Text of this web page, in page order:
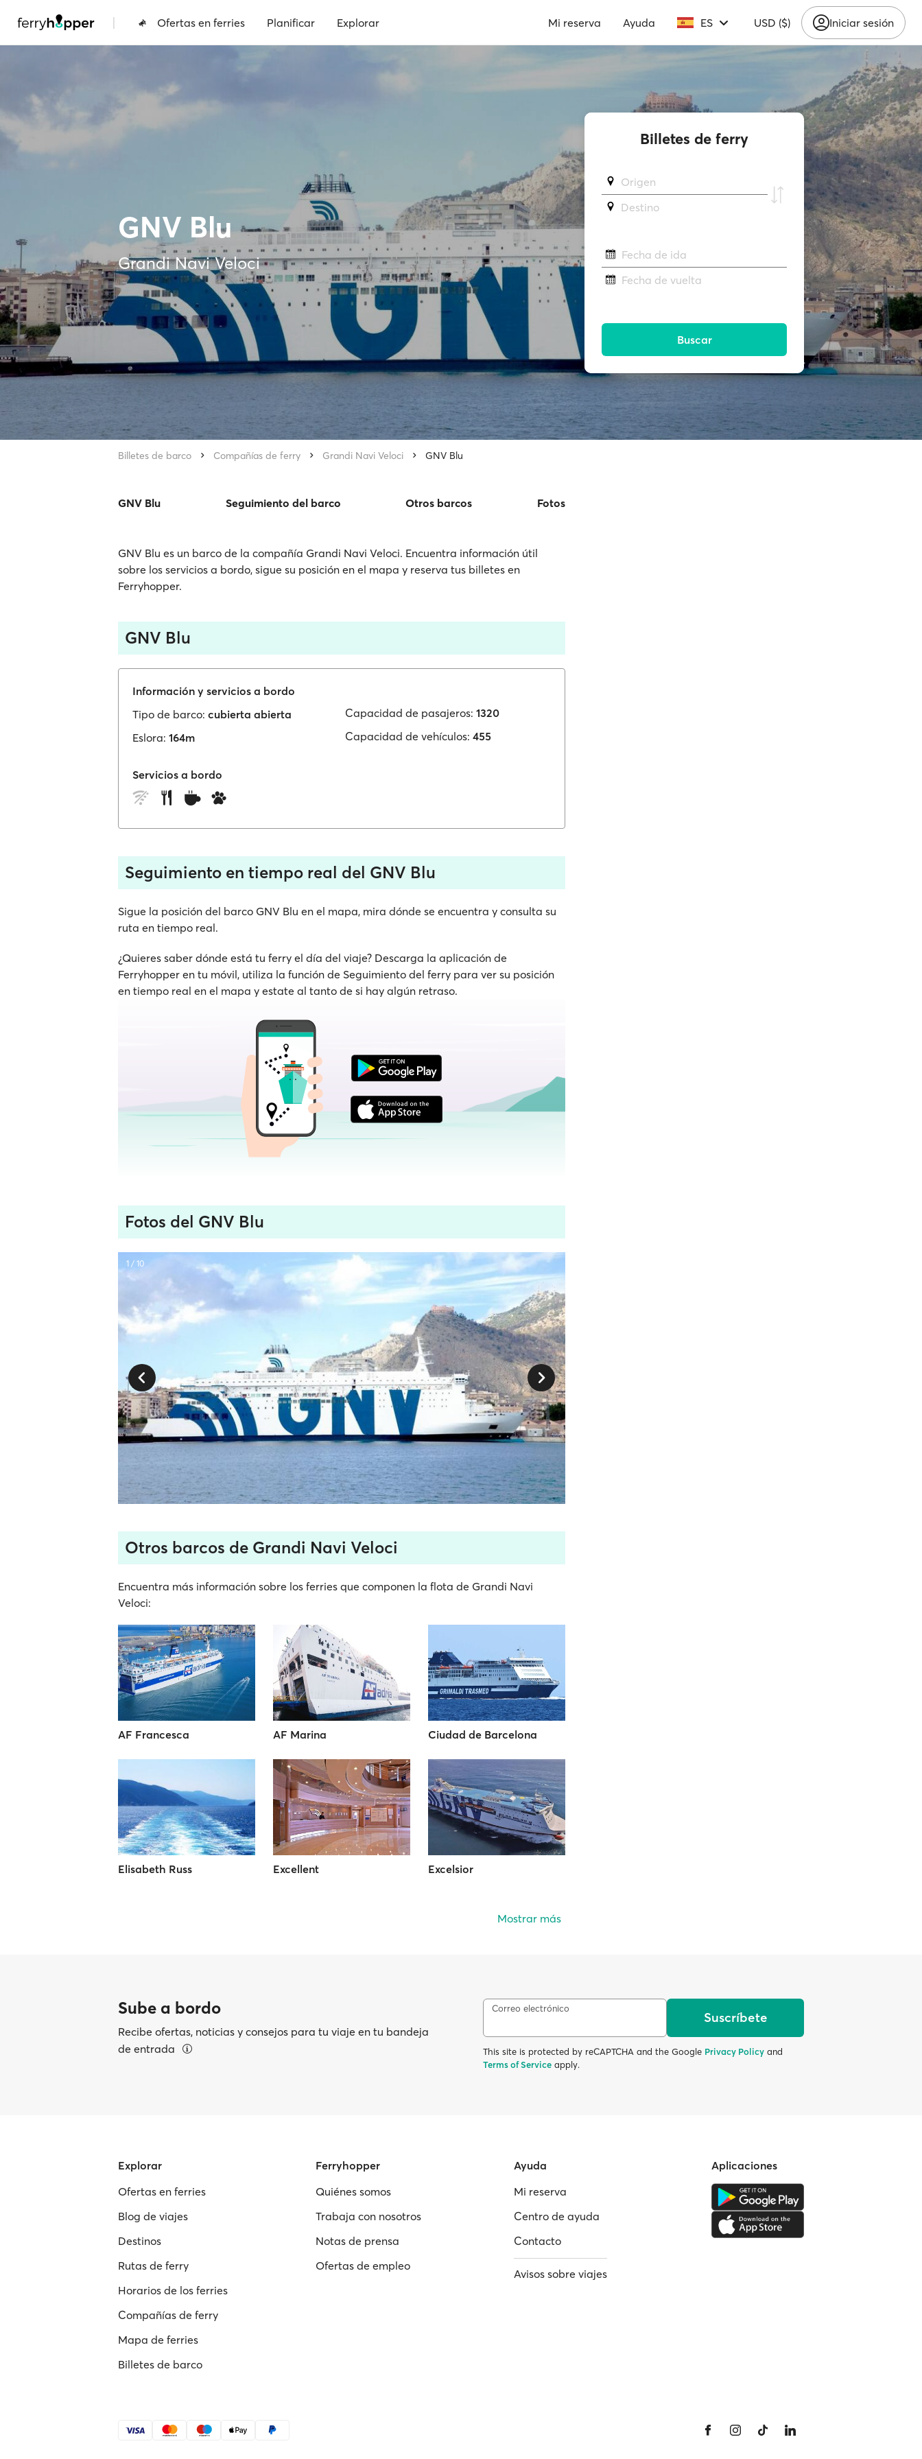
| Ofertas en ferries Planificar Explorar Mi reserva Ayuda ES USD ($) Iniciar sesión
GNV Blu
Grandi Navi Veloci
Billetes de barco Compañías de ferry Grandi Navi Veloci GNV Blu
GNV Blu Seguimiento del barco Otros barcos Fotos
GNV Blu es un barco de la compañía Grandi Navi Veloci. Encuentra información útil
sobre los servicios a bordo, sigue su posición en el mapa y reserva tus billetes en
Ferryhopper.
GNV Blu
Información y servicios a bordo
Tipo de barco: cubierta abierta
Eslora: 164m
Capacidad de pasajeros: 1320
Capacidad de vehículos: 455
Servicios a bordo
Seguimiento en tiempo real del GNV Blu
Sigue la posición del barco GNV Blu en el mapa, mira dónde se encuentra y consulta su
ruta en tiempo real.
¿Quieres saber dónde está tu ferry el día del viaje? Descarga la aplicación de
Ferryhopper en tu móvil, utiliza la función de Seguimiento del ferry para ver su posición
en tiempo real en el mapa y estate al tanto de si hay algún retraso.
Fotos del GNV Blu
1 / 10
Otros barcos de Grandi Navi Veloci
Encuentra más información sobre los ferries que componen la flota de Grandi Navi
Veloci:
AF Francesca AF Marina Ciudad de Barcelona
Elisabeth Russ Excellent Excelsior
Mostrar más
Billetes de ferry
Origen
Destino
Fecha de ida
Fecha de vuelta
Buscar
Sube a bordo
Recibe ofertas, noticias y consejos para tu viaje en tu bandeja
de entrada
Correo electrónico
Suscríbete
This site is protected by reCAPTCHA and the Google Privacy Policy and
Terms of Service apply.
Explorar
Ofertas en ferries
Blog de viajes
Destinos
Rutas de ferry
Horarios de los ferries
Compañías de ferry
Mapa de ferries
Billetes de barco
Ferryhopper
Quiénes somos
Trabaja con nosotros
Notas de prensa
Ofertas de empleo
Ayuda
Mi reserva
Centro de ayuda
Contacto
Avisos sobre viajes
Aplicaciones